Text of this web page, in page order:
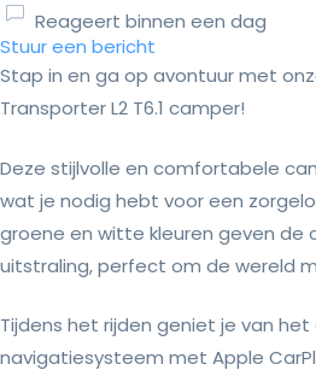
Reageert binnen een dag
Stuur een bericht
Stap in en ga op avontuur met
Transporter L2 T6.1 camper!
Deze stijlvolle en comfortabele
wat je nodig hebt voor een
groene en witte kleuren geven de
uitstraling, perfect om de wereld
Tijdens het rijden geniet je van
navigatiesysteem met Apple